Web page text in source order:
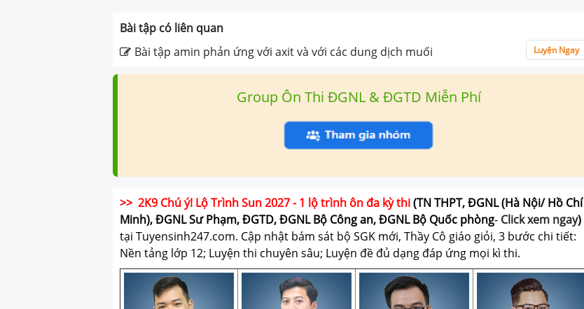
Bài tập có liên quan
Bài tập amin phản ứng với axit và với các dung dịch muối
Luyện Ngay
Group Ôn Thi ĐGNL & ĐGTD Miễn Phí
>> 2K9 Chú ý! Lộ Trình Sun 2027 - 1 lộ trình ôn đa kỳ thi(TN THPT, ĐGNL (Hà Nội/ Hồ Chí
Minh), ĐGNL Sư Phạm, ĐGTD, ĐGNL Bộ Công an, ĐGNL Bộ Quốc phòng- Click xem ngay)
tại Tuyensinh247.com. Cập nhật bám sát bộ SGK mới, Thầy Cô giáo giỏi, 3 bước chi tiết:
Nền tảng lớp 12; Luyện thi chuyên sâu; Luyện đề đủ dạng đáp ứng mọi kì thi.